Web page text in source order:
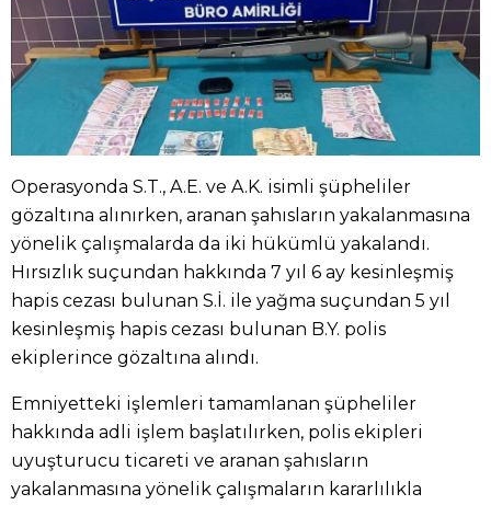
Operasyonda S.T., A.E. ve A.K. isimli şüpheliler
gözaltına alınırken, aranan şahısların yakalanmasına
yönelik çalışmalarda da iki hükümlü yakalandı.
Hırsızlık suçundan hakkında 7 yıl 6 ay kesinleşmiş
hapis cezası bulunan S.İ. ile yağma suçundan 5 yıl
kesinleşmiş hapis cezası bulunan B.Y. polis
ekiplerince gözaltına alındı.
Emniyetteki işlemleri tamamlanan şüpheliler
hakkında adli işlem başlatılırken, polis ekipleri
uyuşturucu ticareti ve aranan şahısların
yakalanmasına yönelik çalışmaların kararlılıkla